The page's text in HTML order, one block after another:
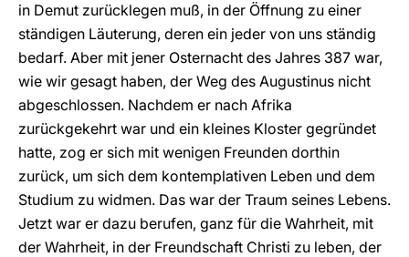
in Demut zurücklegen muß, in der Öffnung zu einer
ständigen Läuterung, deren ein jeder von uns ständig
bedarf. Aber mit jener Osternacht des Jahres 387 war,
wie wir gesagt haben, der Weg des Augustinus nicht
abgeschlossen. Nachdem er nach Afrika
zurückgekehrt war und ein kleines Kloster gegründet
hatte, zog er sich mit wenigen Freunden dorthin
zurück, um sich dem kontemplativen Leben und dem
Studium zu widmen. Das war der Traum seines Lebens.
Jetzt war er dazu berufen, ganz für die Wahrheit, mit
der Wahrheit, in der Freundschaft Christi zu leben, der